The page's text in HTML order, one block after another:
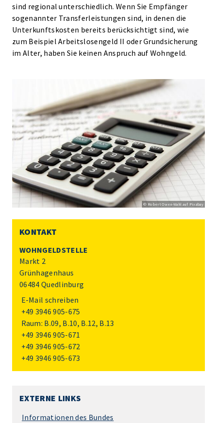
sind regional unterschiedlich. Wenn Sie Empfänger
sogenannter Transferleistungen sind, in denen die
Unterkunftskosten bereits berücksichtigt sind, wie
zum Beispiel Arbeitslosengeld II oder Grundsicherung
im Alter, haben Sie keinen Anspruch auf Wohngeld.
© Robert Owen-Wahl auf Pixabay
KONTAKT
WOHNGELDSTELLE
Markt 2
Grünhagenhaus
06484 Quedlinburg
E-Mail schreiben
+49 3946 905-675
Raum: B.09, B.10, B.12, B.13
+49 3946 905-671
+49 3946 905-672
+49 3946 905-673
EXTERNE LINKS
Informationen des Bundes